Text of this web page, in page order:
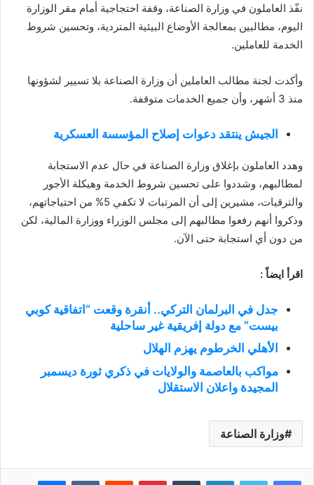
نفّذ العاملون في وزارة الصناعة، وقفة احتجاجية أمام مقر الوزارة
اليوم، مطالبين بمعالجة الأوضاع البيئية المتردية، وتحسين شروط
الخدمة للعاملين.
وأكدت لجنة مطالب العاملين أن وزارة الصناعة بلا تسيير لشؤونها
منذ 3 أشهر، وأن جميع الخدمات متوقفة.
الجيش ينتقد دعوات إصلاح المؤسسة العسكرية
وهدد العاملون بإغلاق وزارة الصناعة في حال عدم الاستجابة
لمطالبهم، وشددوا على تحسين شروط الخدمة وهيكلة الأجور
والترقيات، مشيرين إلى أن المرتبات لا تكفي 5% من احتياجاتهم،
وذكروا أنهم رفعوا مطالبهم إلى مجلس الوزراء ووزارة المالية، لكن
من دون أي استجابة حتى الآن.
اقرأ ايضاً :
جدل في البرلمان التركي.. أنقرة وقعت “اتفاقية كوبي
بيست” مع دولة إفريقية غير ساحلية
الأهلي الخرطوم يهزم الهلال
مواكب بالعاصمة والولايات في ذكري ثورة ديسمبر
المجيدة واعلان الاستقلال
وزارة الصناعة
فيسبوك تويتر لينكدإن بينتيريست ماسنجر